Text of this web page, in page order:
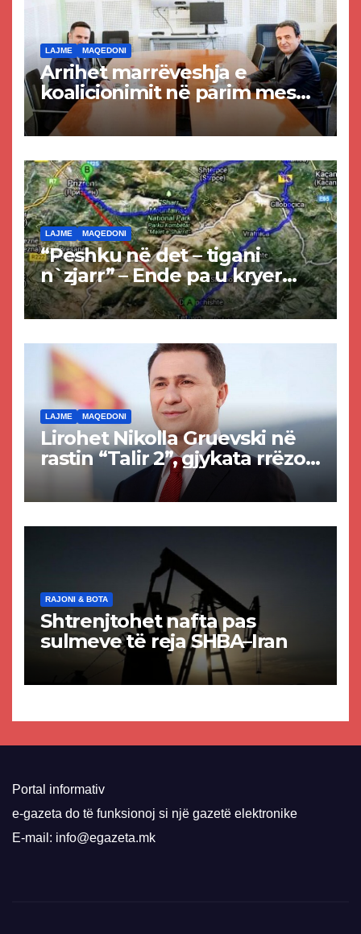
LAJME MAQEDONI
Arrihet marrëveshja e
koalicionimit në parim mes
Kurtit dhe Abdixhikut
LAJME MAQEDONI
“Peshku në det – tigani
n`zjarr” – Ende pa u kryer
projekti i tunelit, komuna e
Tetovës nis punimet për
LAJME MAQEDONI
Lirohet Nikolla Gruevski në
rastin “Talir 2”, gjykata rrëzon
akuzat për ndërtimin e
paligjshëm të selisë së
RAJONI & BOTA
Shtrenjtohet nafta pas
sulmeve të reja SHBA–Iran
Portal informativ
e-gazeta do të funksionoj si një gazetë elektronike
E-mail: info@egazeta.mk